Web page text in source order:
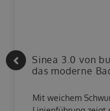
Sinea 3.0 von
das moderne
Mit weichem